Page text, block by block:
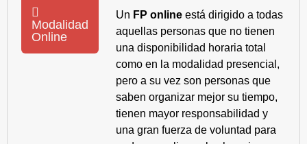
Modalidad
Online
Un FP online está dirigido a todas
aquellas personas que no tienen
una disponibilidad horaria total
como en la modalidad presencial,
pero a su vez son personas que
saben organizar mejor su tiempo,
tienen mayor responsabilidad y
una gran fuerza de voluntad para